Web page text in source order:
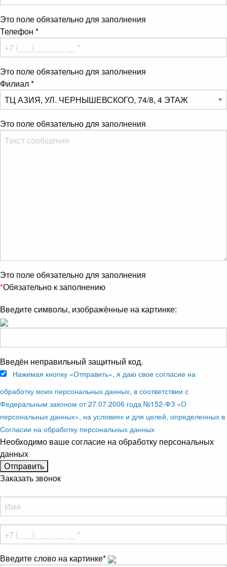
Это поле обязательно для заполнения
Телефон *
Это поле обязательно для заполнения
Филиал*
Это поле обязательно для заполнения
Это поле обязательно для заполнения
*Обязательно к заполнению
Введите символы, изображённые на картинке:
Введён неправильный защитный код.
Нажимая кнопку «Отправить», я даю свое согласие на
обработку моих персональных данных, в соответствии с
Федеральным законом от 27.07.2006 года №152-ФЗ «О
персональных данных», на условиях и для целей, определенных в
Согласии на обработку персональных данных
Необходимо ваше согласие на обработку персональных
данных
Заказать звонок
Введите слово на картинке*